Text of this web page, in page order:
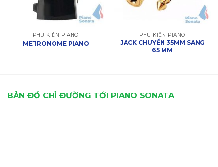
PHỤ KIỆN PIANO
METRONOME PIANO
PHỤ KIỆN PIANO
JACK CHUYỂN 35MM SANG
65 MM
BẢN ĐỒ CHỈ ĐƯỜNG TỚI PIANO SONATA